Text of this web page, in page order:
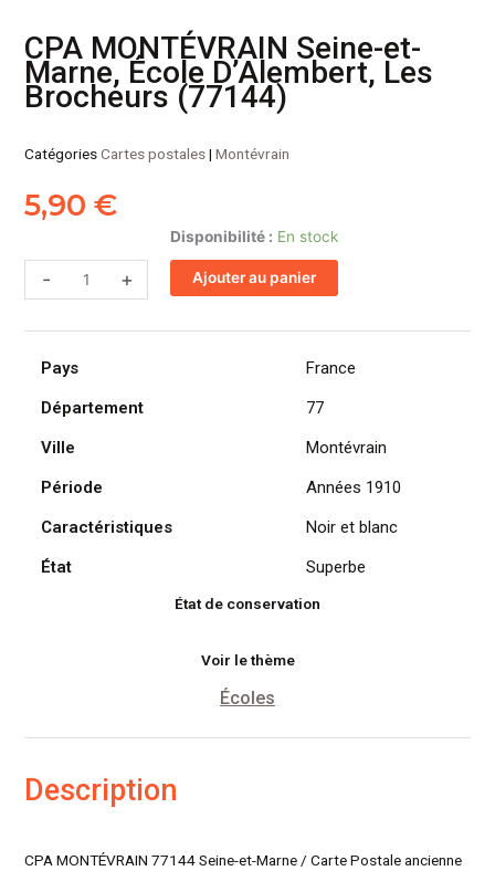
CPA MONTÉVRAIN Seine-et-
Marne, École D’Alembert, Les
Brocheurs (77144)
CatégoriesCartes postales|Montévrain
5,90€
Disponibilité : En stock
-
de
CPA
Seine-
Marne,
École
Les
Brocheurs
+ Ajouter au panier
Pays
France
Département
77
Ville
Montévrain
Période
Années 1910
Caractéristiques
Noir et blanc
État
Superbe
État de conservation
Voir le thème
Écoles
Description
CPA MONTÉVRAIN 77144 Seine-et-Marne / Carte Postale ancienne